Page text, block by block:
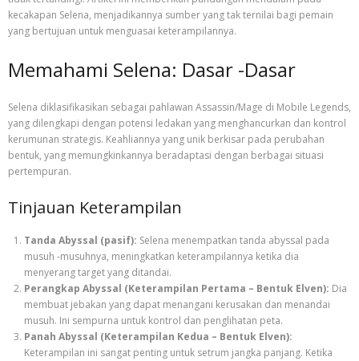
kecakapan Selena, menjadikannya sumber yang tak ternilai bagi pemain
yang bertujuan untuk menguasai keterampilannya.
Memahami Selena: Dasar -Dasar
Selena diklasifikasikan sebagai pahlawan Assassin/Mage di Mobile Legends,
yang dilengkapi dengan potensi ledakan yang menghancurkan dan kontrol
kerumunan strategis. Keahliannya yang unik berkisar pada perubahan
bentuk, yang memungkinkannya beradaptasi dengan berbagai situasi
pertempuran.
Tinjauan Keterampilan
Tanda Abyssal (pasif): Selena menempatkan tanda abyssal pada
musuh -musuhnya, meningkatkan keterampilannya ketika dia
menyerang target yang ditandai.
Perangkap Abyssal (Keterampilan Pertama – Bentuk Elven): Dia
membuat jebakan yang dapat menangani kerusakan dan menandai
musuh. Ini sempurna untuk kontrol dan penglihatan peta.
Panah Abyssal (Keterampilan Kedua – Bentuk Elven):
Keterampilan ini sangat penting untuk setrum jangka panjang. Ketika